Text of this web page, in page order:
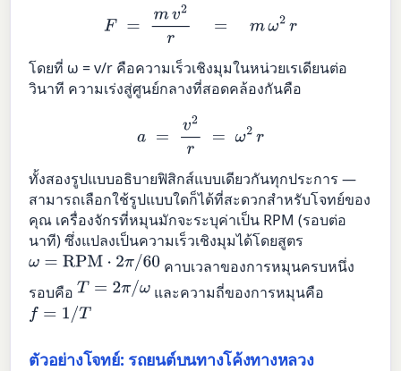
F=mv
โดยที่ ω = v/r คือความเร็วเชิงมุมในหน่วยเรเดียนต่อ
วินาที ความเร่งสู่ศูนย์กลางที่สอดคล้องกันคือ
v2r
ทั้งสองรูปแบบอธิบายฟิสิกส์แบบเดียวกันทุกประการ —
สามารถเลือกใช้รูปแบบใดก็ได้ที่สะดวกสำหรับโจทย์ของ
คุณ เครื่องจักรที่หมุนมักจะระบุค่าเป็น RPM (รอบต่อ
นาที) ซึ่งแปลงเป็นความเร็วเชิงมุมได้โดยสูตร
ω =RPM⋅2π/ 60
คาบเวลาของการหมุนครบหนึ่ง
รอบคือ T= 2π /ω
และความถี่ของการหมุนคือ
f= 1/T
ตัวอย่างโจทย์: รถยนต์บนทางโค้งทางหลวง